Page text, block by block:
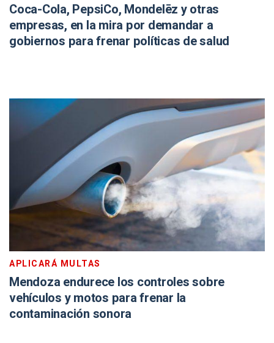
Coca-Cola, PepsiCo, Mondelēz y otras
empresas, en la mira por demandar a
gobiernos para frenar políticas de salud
APLICARÁ MULTAS
Mendoza endurece los controles sobre
vehículos y motos para frenar la
contaminación sonora